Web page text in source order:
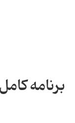
برنامه